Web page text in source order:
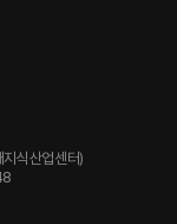
식산업센터)